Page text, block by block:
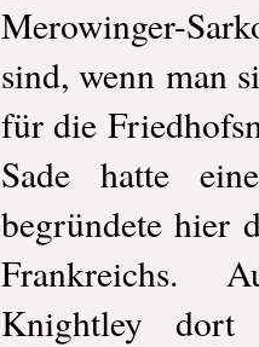
Merowinger-
sind, wenn man
für die
Sade hatte
begründete hier
Frankreichs.
Knightley dort